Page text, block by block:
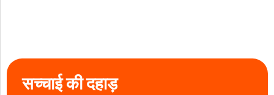
सच्चाई की दहाड़